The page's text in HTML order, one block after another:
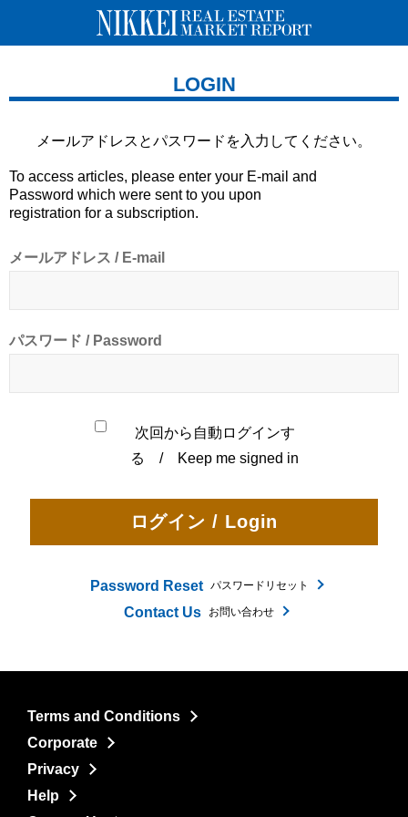
LOGIN
メールアドレスとパスワードを 入力してください。
To access articles, please enter your E-mail and
Password which were sent to you upon
registration for a subscription.
メールアドレス / E-mail
パスワード / Password
次回から自動ログインす
る / Keep me signed in
Password Reset パスワードリセット
Contact Us お問い合わせ
Terms and Conditions
Corporate
Privacy
Help